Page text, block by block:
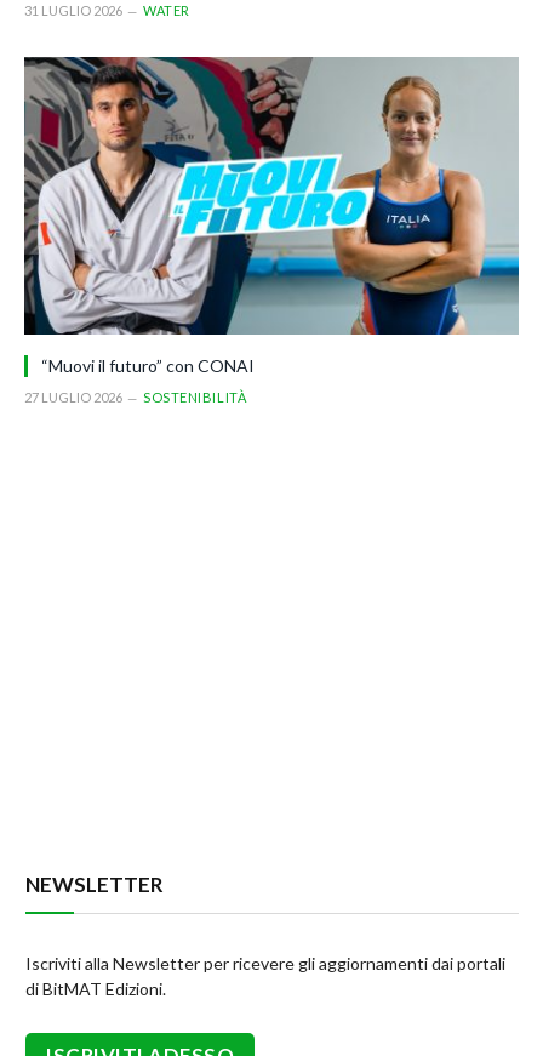
31 LUGLIO 2026 WATER
“Muovi il futuro” con CONAI
27 LUGLIO 2026 SOSTENIBILITÀ
NEWSLETTER
Iscriviti alla Newsletter per ricevere gli aggiornamenti dai portali
di BitMAT Edizioni.